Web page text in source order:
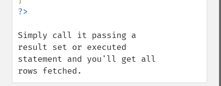
Simply call it passing a
result set or executed
statement and you'll get all
rows fetched.